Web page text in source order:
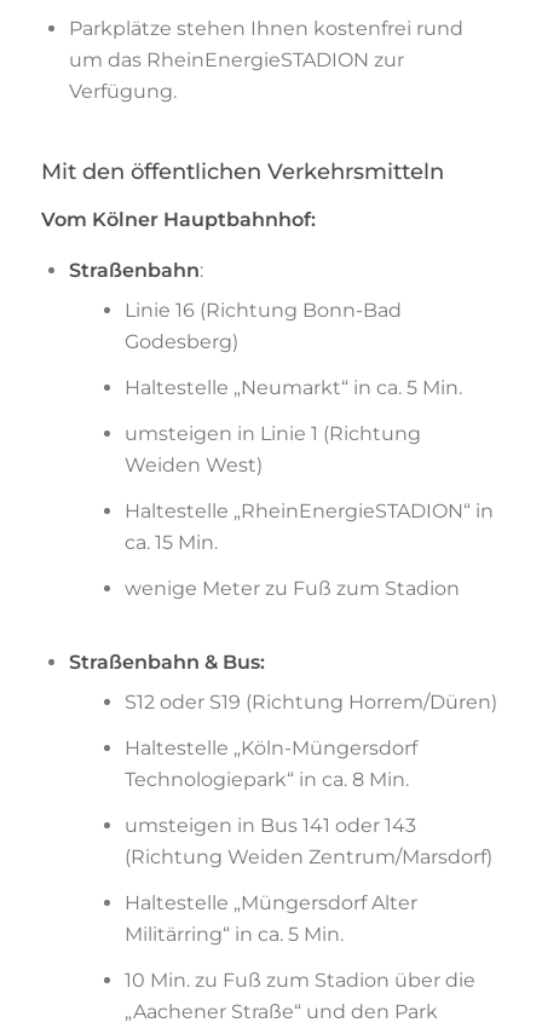
Parkplätze stehen Ihnen kostenfrei rund
um das RheinEnergieSTADION zur
Verfügung.
Mit den öffentlichen Verkehrsmitteln
Vom Kölner Hauptbahnhof:
Straßenbahn:
Linie 16 (Richtung Bonn-Bad
Godesberg)
Haltestelle „Neumarkt“ in ca. 5 Min.
umsteigen in Linie 1 (Richtung
Weiden West)
Haltestelle „RheinEnergieSTADION“ in
ca. 15 Min.
wenige Meter zu Fuß zum Stadion
Straßenbahn & Bus:
S12 oder S19 (Richtung Horrem/Düren)
Haltestelle „Köln-Müngersdorf
Technologiepark“ in ca. 8 Min.
umsteigen in Bus 141 oder 143
(Richtung Weiden Zentrum/Marsdorf)
Haltestelle „Müngersdorf Alter
Militärring“ in ca. 5 Min.
10 Min. zu Fuß zum Stadion über die
„Aachener Straße“ und den Park